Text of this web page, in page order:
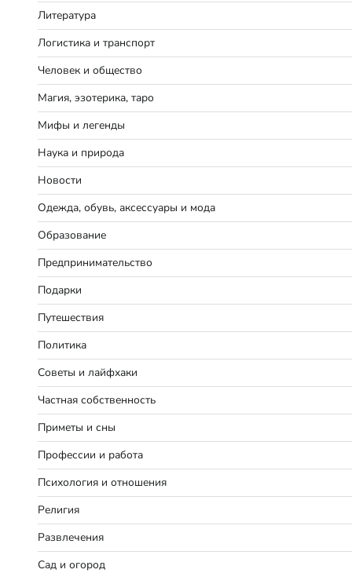
Литература
Логистика и транспорт
Человек и общество
Магия, эзотерика, таро
Мифы и легенды
Наука и природа
Новости
Одежда, обувь, аксессуары и мода
Образование
Предпринимательство
Подарки
Путешествия
Политика
Советы и лайфхаки
Частная собственность
Приметы и сны
Профессии и работа
Психология и отношения
Религия
Развлечения
Сад и огород